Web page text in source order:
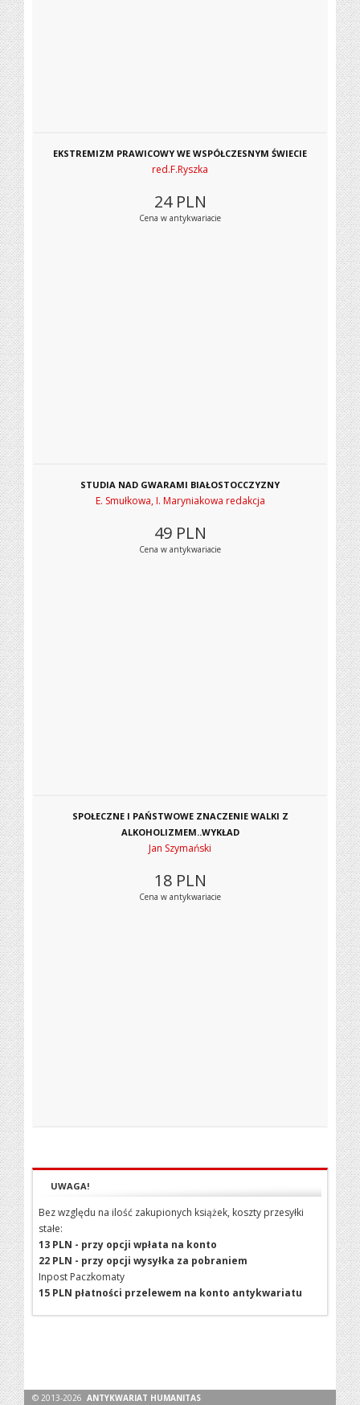
EKSTREMIZM PRAWICOWY WE WSPÓŁCZESNYM ŚWIECIE
red.F.Ryszka
24 PLN
Cena w antykwariacie
STUDIA NAD GWARAMI BIAŁOSTOCCZYZNY
E. Smułkowa, I. Maryniakowa redakcja
49 PLN
Cena w antykwariacie
SPOŁECZNE I PAŃSTWOWE ZNACZENIE WALKI Z
ALKOHOLIZMEM..WYKŁAD
Jan Szymański
18 PLN
Cena w antykwariacie
UWAGA!
Bez względu na ilość zakupionych książek, koszty przesyłki
stałe:
13 PLN - przy opcji wpłata na konto
22 PLN - przy opcji wysyłka za pobraniem
Inpost Paczkomaty
15 PLN płatności przelewem na konto antykwariatu
© 2013-2026ANTYKWARIAT HUMANITAS